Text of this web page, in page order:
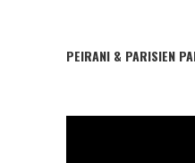
PEIRANI & PARISIEN